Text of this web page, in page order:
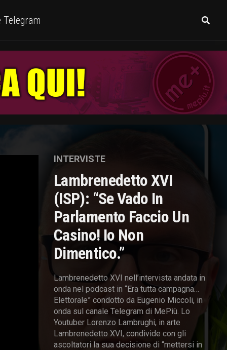
Telegram
INTERVISTE
Lambrenedetto XVI
(ISP): “Se Vado In
Parlamento Faccio Un
Casino! Io Non
Dimentico.”
Lambrenedetto XVI nell’intervista andata in
onda nel podcast in “Era tutta campagna…
Elettorale” condotto da Eugenio Miccoli, in
onda sul canale Telegram di MePiù. Lo
Youtuber Lorenzo Lambrughi, in arte
Lambrenedetto XVI, condivide con gli
ascoltatori la sua decisione di “mettersi in